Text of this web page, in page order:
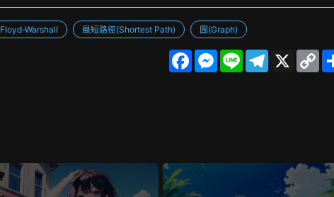
Floyd-Warshall 最短路徑(Shortest Path) 圖(Graph)
F
M
L
T
X
C